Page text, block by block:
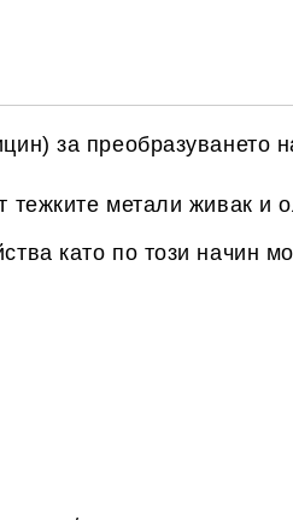
за преобразуването
тежките метали живак и
като по този начин